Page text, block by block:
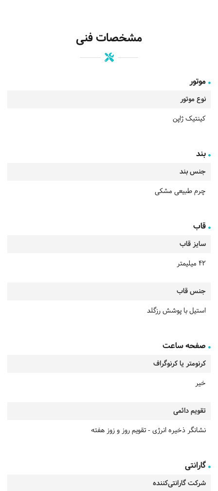
مشخصات فنی
موتور
نوع موتور
کینتیک ژاپن
بند
جنس بند
چرم طبیعی مشکی
قاب
سایز قاب
42 میلیمتر
جنس قاب
استیل با پوشش رزگلد
صفحه ساعت
کرنومتر یا کرنوگراف
خیر
تقویم دائمی
نشانگر ذخیره انرژی - تقویم روز و زوز هفته
گارانتی
شرکت گارانتی‌کننده